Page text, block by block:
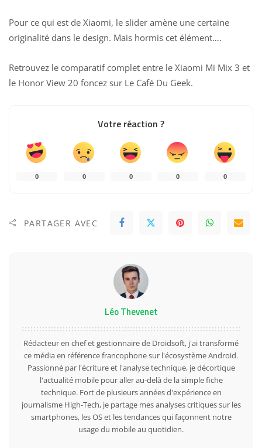
Pour ce qui est de Xiaomi, le slider amène une certaine
originalité dans le design. Mais hormis cet élément….
Retrouvez le comparatif complet entre le Xiaomi Mi Mix 3 et
le Honor View 20 foncez sur Le Café Du Geek.
Votre réaction ?
0 0 0 0 0
PARTAGER AVEC
Léo Thevenet
Rédacteur en chef et gestionnaire de Droidsoft, j'ai transformé
ce média en référence francophone sur l'écosystème Android.
Passionné par l'écriture et l'analyse technique, je décortique
l'actualité mobile pour aller au-delà de la simple fiche
technique. Fort de plusieurs années d'expérience en
journalisme High-Tech, je partage mes analyses critiques sur les
smartphones, les OS et les tendances qui façonnent notre
usage du mobile au quotidien.